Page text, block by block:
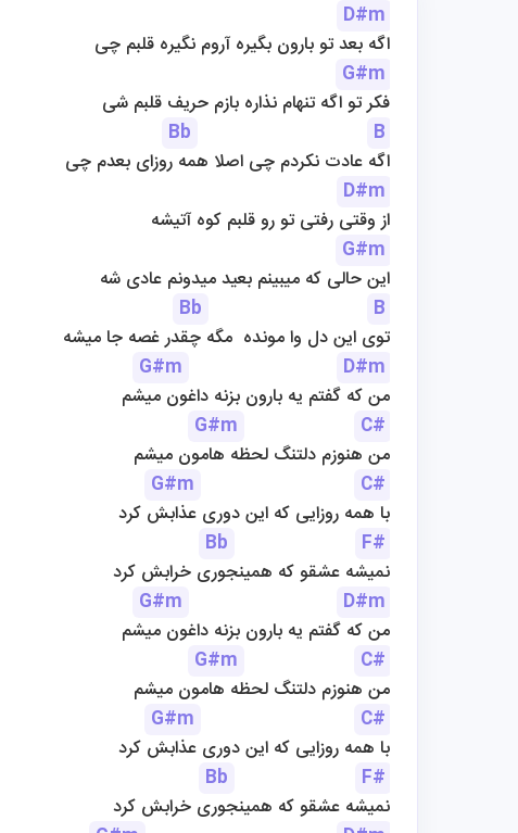
D#m
اگه بعد تو بارون بگیره آروم نگیره قلبم چی
G#m
فکر تو اگه تنهام نذاره بازم حریف قلبم شی
Bb
B
اگه عادت نکردم چی اصلا همه روزای بعدم چی
D#m
از وقتی رفتی تو رو قلبم کوه آتیشه
G#m
این حالی که میبینم بعید میدونم عادی شه
Bb
B
توی این دل وا مونده  مگه چقدر غصه جا میشه
G#m
D#m
من که گفتم یه بارون بزنه داغون میشم
G#m
C#
من هنوزم دلتنگ لحظه هامون میشم
G#m
C#
با همه روزایی که این دوری عذابش کرد
Bb
F#
نمیشه عشقو که همینجوری خرابش کرد
G#m
D#m
من که گفتم یه بارون بزنه داغون میشم
G#m
C#
من هنوزم دلتنگ لحظه هامون میشم
G#m
C#
با همه روزایی که این دوری عذابش کرد
Bb
F#
نمیشه عشقو که همینجوری خرابش کرد